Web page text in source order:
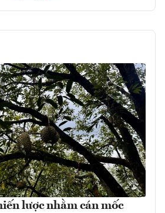
lược nhằm cán mốc